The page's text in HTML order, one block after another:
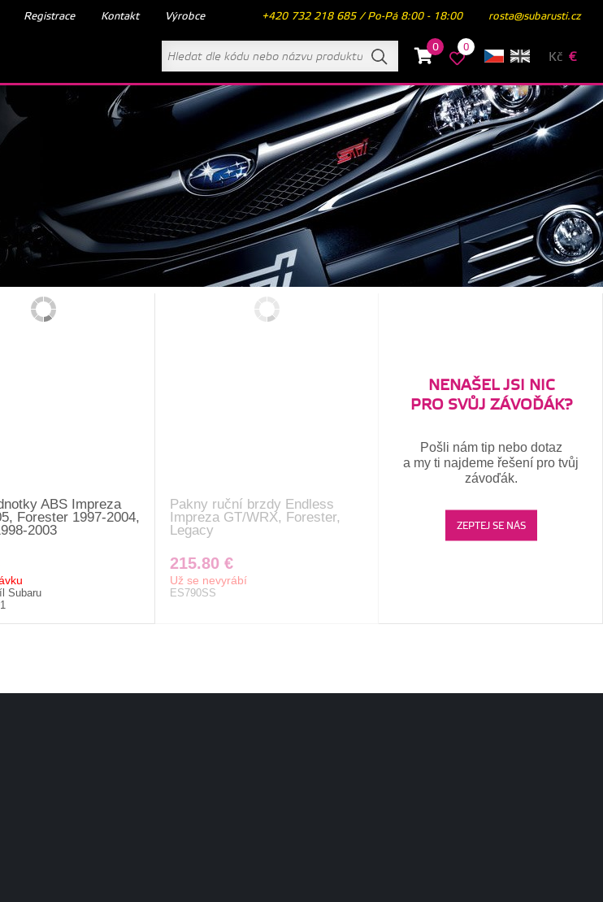
Registrace Kontakt Výrobce +420 732 218 685 / Po-Pá 8:00 - 18:00 rosta@subarusti.cz
0 0
Kč €
ABS Impreza
Forester 1997-2004,
2003
Subaru
Pakny ruční brzdy Endless
Impreza GT/WRX, Forester,
Legacy
215.80 €
Už se nevyrábí
ES790SS
NENAŠEL JSI NIC
PRO SVŮJ ZÁVOĎÁK?
Pošli nám tip nebo dotaz
a my ti najdeme řešení pro tvůj
závoďák.
ZEPTEJ SE NÁS